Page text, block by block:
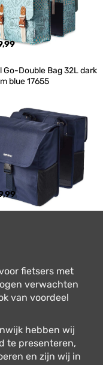
Go-Double Bag 32L dark
blue 17655
fietsers met
verwachten
van voordeel
hebben wij
te presenteren,
en zijn wij in